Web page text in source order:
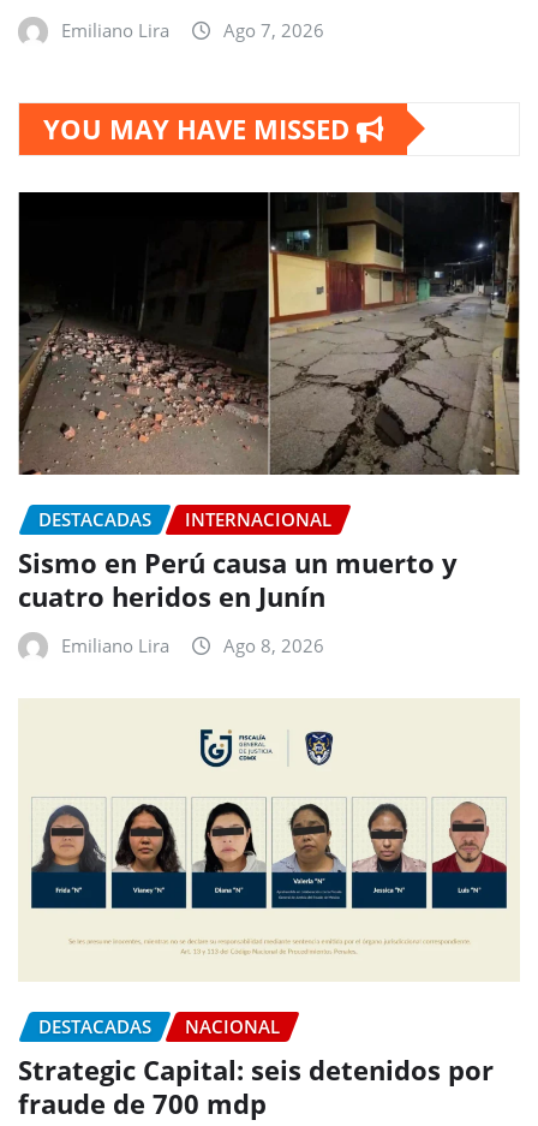
Emiliano Lira Ago 7, 2026
YOU MAY HAVE MISSED
DESTACADAS INTERNACIONAL
Sismo en Perú causa un muerto y
cuatro heridos en Junín
Emiliano Lira Ago 8, 2026
DESTACADAS NACIONAL
Strategic Capital: seis detenidos por
fraude de 700 mdp